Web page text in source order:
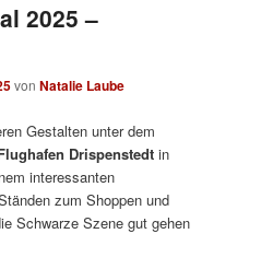
2025 –
vonNatalie Laube
Gestalten unter dem
Drispenstedt in
interessanten
zum Shoppen und
Schwarze Szene gut gehen